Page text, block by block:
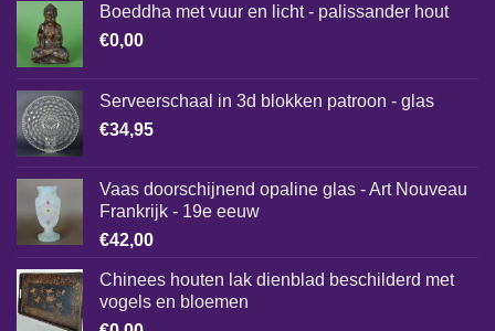
Boeddha met vuur en licht - palissander hout
€0,00
Serveerschaal in 3d blokken patroon - glas
€34,95
Vaas doorschijnend opaline glas - Art Nouveau
Frankrijk - 19e eeuw
€42,00
Chinees houten lak dienblad beschilderd met
vogels en bloemen